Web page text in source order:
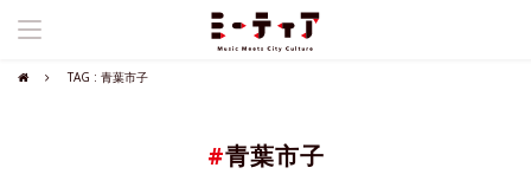
TAG : 青葉市子
#青葉市子